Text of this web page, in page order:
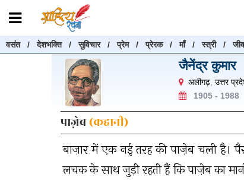
वसंत/देशभक्ति/सुविचार/प्रेम/प्रेरक/माँ/स्त्री/
जैनेंद्र कुमार
अलीगढ़ उत्तर
1905 - 1988
पाज़ेब(कहानी)
बाज़ार में एक नई तरह की पाज़ेब चली है।
लचक के साथ जुड़ी रहती हैं कि पाज़ेब का
रचनाएँ खोजें
रचनाएँ खोजने के लिए नीचे दी गई बॉक्स में हिन्दी में लिखें और
खोजें